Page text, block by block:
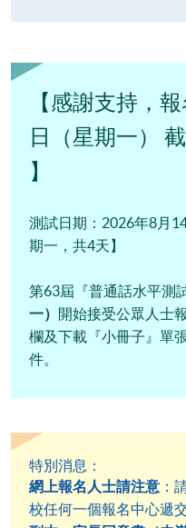
【感謝支持，
日（星期一）
】
測試日期： 2026年8月
期一，共4天】
第63屆『普通話水平測
一） 開始接受公眾人士
欄及下載『小冊子』單張
件。
備試。我校開辦的應試
水平測試實施綱要（
站內各課程連結了解詳
特別消息：
網上報名人士請注意 ：
校任何一個報名中心遞